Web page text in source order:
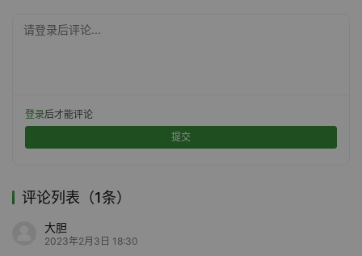
请登录后评论...
登录后才能评论
提交
评论列表（1条）
大胆
2023年2月3日 18:30